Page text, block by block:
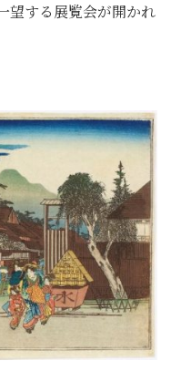
望する展覧会が開かれ